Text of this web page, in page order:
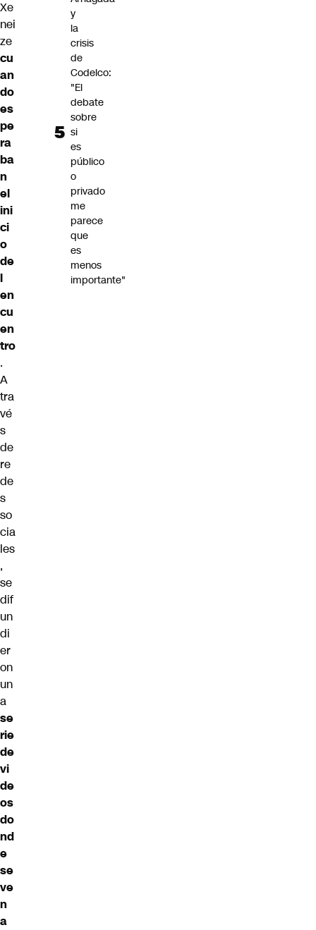
Xe
nei
ze
cu
an
do
es
pe
ra
ba
n
el
ini
ci
o
de
l
en
cu
en
tro
.
A
tra
vé
s
de
re
de
s
so
cia
les
,
se
dif
un
di
er
on
un
a
se
rie
de
vi
de
os
do
nd
e
se
ve
n
a
y
la
crisis
de
Codelco:
"El
debate
sobre
si
es
público
o
privado
me
parece
que
es
menos
importante"